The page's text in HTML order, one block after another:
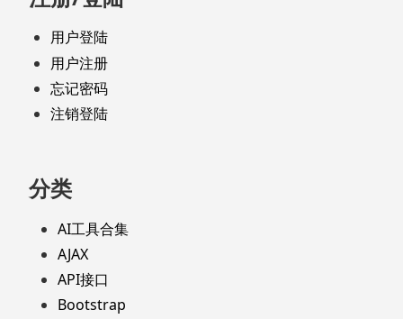
用户登陆
用户注册
忘记密码
注销登陆
分类
AI工具合集
AJAX
API接口
Bootstrap